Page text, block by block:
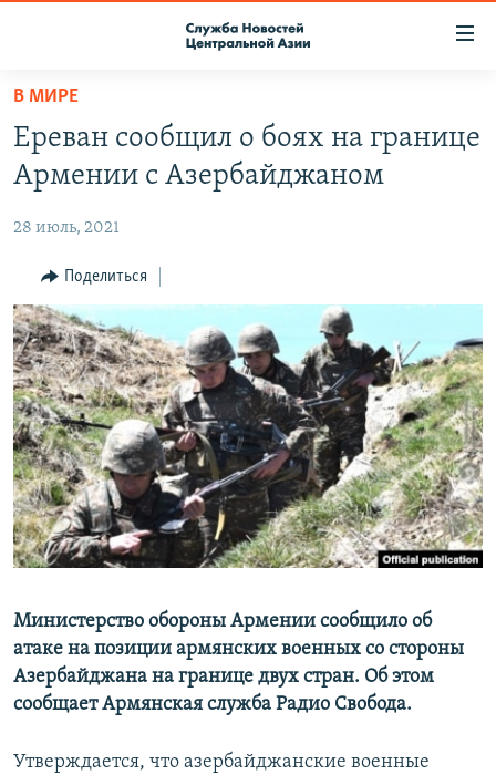
Вернуться
основному
содержанию
Вернутся
навигации
Вернутся
поиску
ПОДПИСКА
КОНТАКТЫ
RFE/RL ДИРЕКТ
НАСТОЯЩЕЕ ВРЕМЯ
МИГРАНТ МЕДИА
В МИРЕ
Ереван сообщил о боях на границе
Армении с Азербайджаном
28 июль, 2021
Поделиться
Министерство обороны Армении сообщило об
атаке на позиции армянских военных со стороны
Азербайджана на границе двух стран. Об этом
сообщает Армянская служба Радио Свобода.
Утверждается, что азербайджанские военные